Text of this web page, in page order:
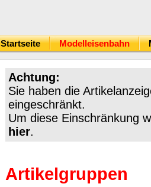
Startseite Modelleisenbahn
Achtung:
Sie haben die
eingeschränkt.
Um diese Einschränkung
hier.
Artikelgruppen